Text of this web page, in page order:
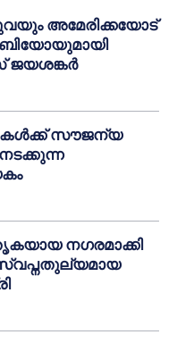
അമേരിക്കയോട്
ജയശങ്കർ
സൗജന്യ
നഗരമാക്കി
സ്വപ്നതുല്യമായ